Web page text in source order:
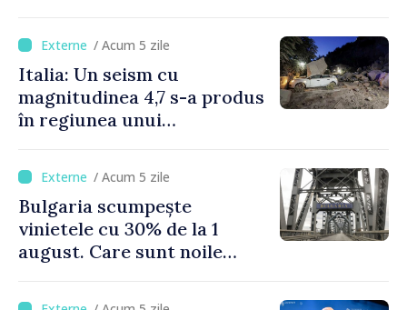
/ Acum 5 zile
Italia: Un seism cu
magnitudinea 4,7 s-a produs
în regiunea unui
de Napoli
/ Acum 5 zile
Bulgaria scumpește
vinietele cu 30% de la 1
august. Care sunt noile